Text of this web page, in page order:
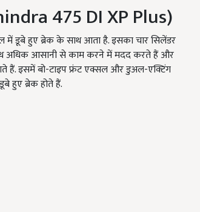
475 DI XP Plus)
में डूबे हुए ब्रेक के साथ आता है. इसका चार सिलेंडर
अधिक आसानी से काम करने में मदद करते हैं और
हैं. इसमें बो-टाइप फ्रंट एक्सल और डुअल-एक्टिंग
हुए ब्रेक होते हैं.